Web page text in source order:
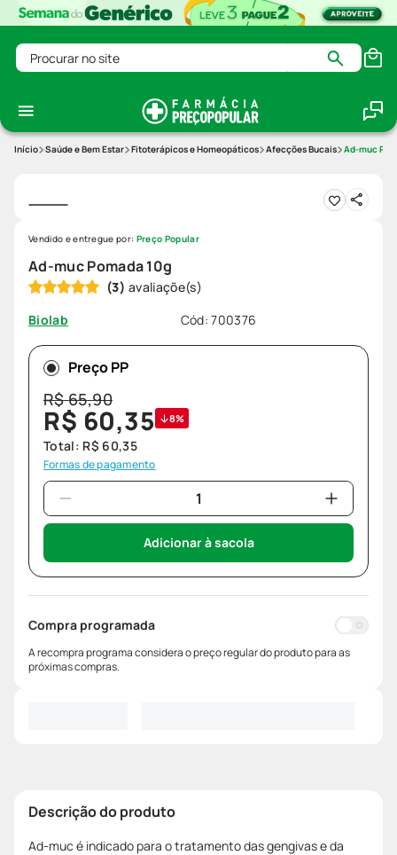
Procurar no site
Saúde e Bem Estar Fitoterápicos e Homeopáticos Afecções Bucais Ad-muc
Ad-muc Pomada 10g
(3)
Biolab
Cód:700376
Vendido e entregue por: Preço Popular
Preço PP
R$65,90
R$ 60,35 8%
Total: R$ 60,35
Formas de pagamento
Adicionar à sacola
Compra programada
A recompra programa considera o preço regular do produto para as
próximas compras.
Descrição do produto
Ad-muc é indicado para o tratamento das gengivas e da